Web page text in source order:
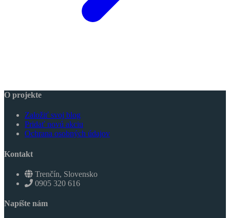
O projekte
Založiť svoj blog
Pridať novú akciu
Ochrana osobných údajov
Kontakt
Trenčín, Slovensko
0905 320 616
Napíšte nám